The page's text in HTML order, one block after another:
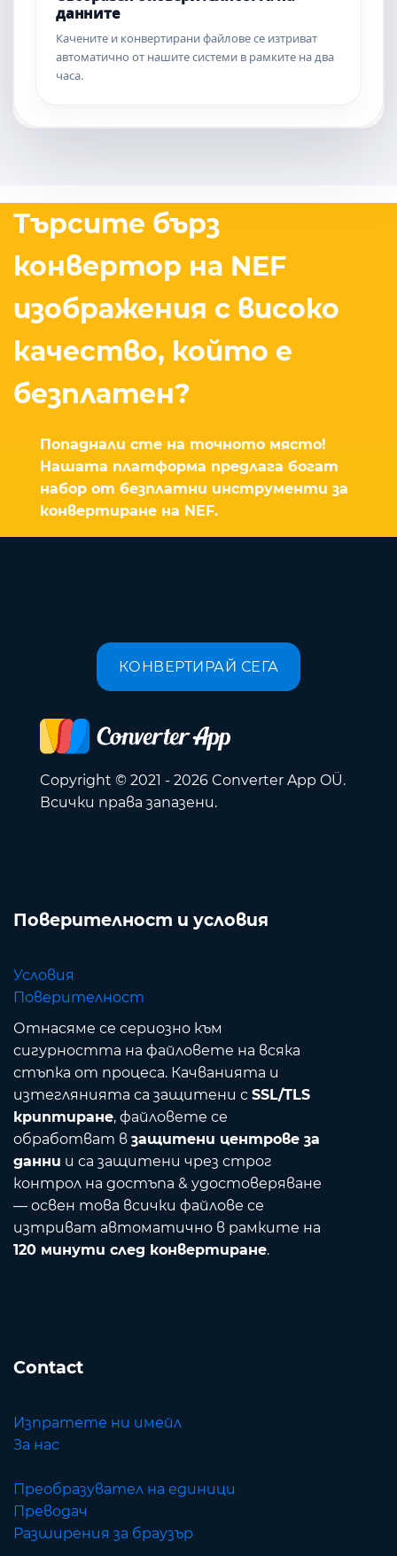
данните
Качените и конвертирани файлове се изтриват
автоматично от нашите системи в рамките на два
часа.
Търсите бърз
конвертор на NEF
изображения с високо
качество, който е
безплатен?
Попаднали сте на точното място!
Нашата платформа предлага богат
набор от безплатни инструменти за
конвертиране на NEF.
КОНВЕРТИРАЙ СЕГА
Copyright © 2021 - 2026 Converter App OÜ.
Всички права запазени.
Поверителност и условия
Условия
Поверителност
Отнасяме се сериозно към
сигурността на файловете на всяка
стъпка от процеса. Качванията и
изтеглянията са защитени с SSL/TLS
криптиране, файловете се
обработват в защитени центрове за
данни и са защитени чрез строг
контрол на достъпа & удостоверяване
— освен това всички файлове се
изтриват автоматично в рамките на
120 минути след конвертиране.
Contact
Изпратете ни имейл
За нас
Преобразувател на единици
Преводач
Разширения за браузър